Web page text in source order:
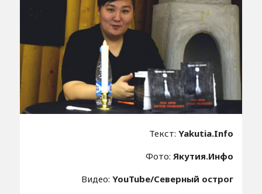
Текст:Yakutia.Info
Фото: Якутия.Инфо
Видео:YouTube/Северный острог